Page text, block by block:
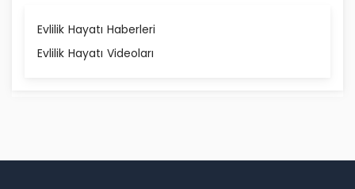
Evlilik Hayatı Haberleri
Evlilik Hayatı Videoları